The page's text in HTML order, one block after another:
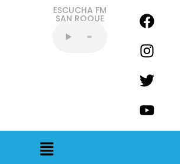
ESCUCHA FM
SAN ROQUE